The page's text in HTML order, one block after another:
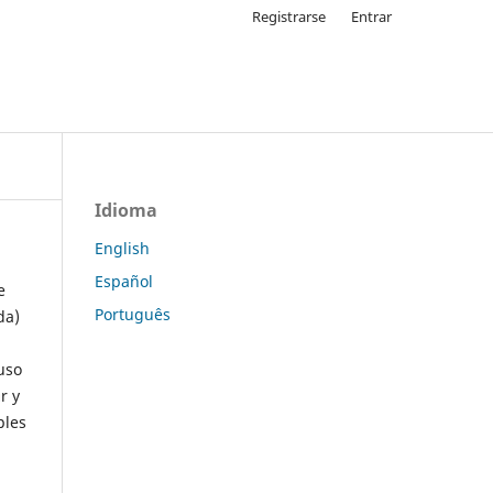
Registrarse Entrar
y
Idioma
English
Español
Português